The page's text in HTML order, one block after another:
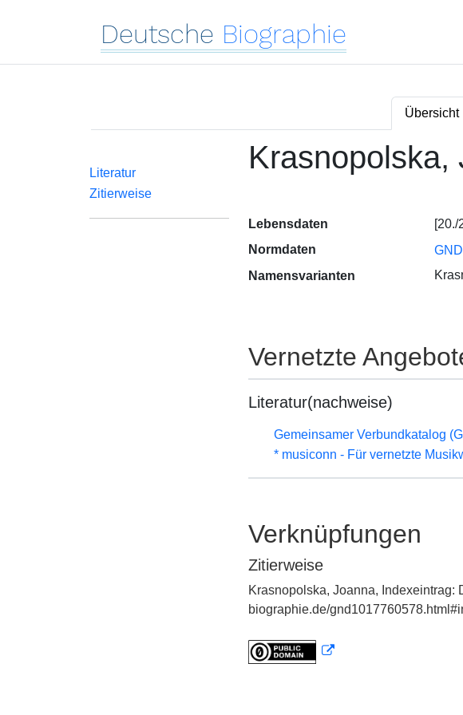
Deutsche Biographie
Übersicht
Literatur
Zitierweise
Krasnopolska,
Lebensdaten
[20./
Normdaten
Namensvarianten
Vernetzte
Literatur(nachweise)
Gemeinsamer Verbundkatalog
* musiconn - Für vernetzte
Verknüpfungen
Zitierweise
Krasnopolska, Joanna, Indexeintrag:
biographie.de/